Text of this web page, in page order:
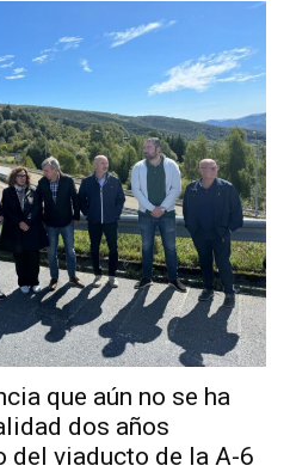
que aún no se ha
dos años
del viaducto de la A-6